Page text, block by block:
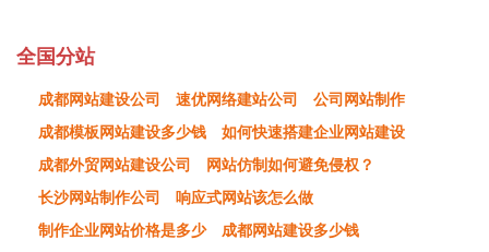
全国分站
成都网站建设公司 速优网络建站公司
公司网站制作
成都模板网站建设多少钱
如何快速搭建企业网站建设
成都外贸网站建设公司
网站仿制如何避免侵权？
长沙网站制作公司
响应式网站该怎么做
制作企业网站价格是多少
成都网站建设多少钱